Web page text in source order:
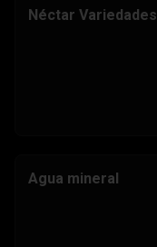
Néctar Variedades
Agua mineral